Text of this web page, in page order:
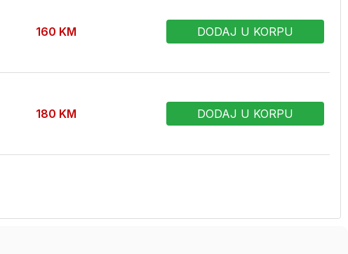
160 KM DODAJ U KORPU
180 KM DODAJ U KORPU